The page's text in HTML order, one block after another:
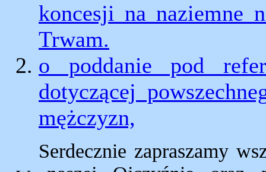
koncesji na naziemne
Trwam.
o poddanie pod
dotyczącej
mężczyzn,
Serdecznie zapraszamy